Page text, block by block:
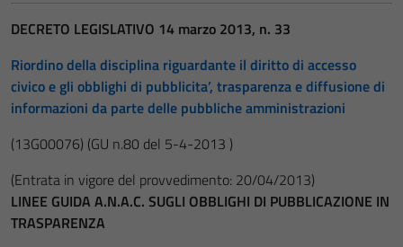
DECRETO LEGISLATIVO 14 marzo 2013, n. 33
Riordino della disciplina riguardante il diritto di accesso
civico e gli obblighi di pubblicita’, trasparenza e diffusione di
informazioni da parte delle pubbliche amministrazioni
(13G00076) (GU n.80 del 5-4-2013 )
(Entrata in vigore del provvedimento: 20/04/2013)
LINEE GUIDA A.N.A.C. SUGLI OBBLIGHI DI PUBBLICAZIONE IN
TRASPARENZA